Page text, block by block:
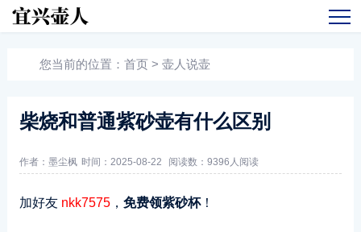
您当前的位置： 首页 > 壶人说壶
柴烧和普通紫砂壶有什么区别
作者：墨尘枫 时间：2025-08-22 阅读数： 9396人阅读
加好友 nkk7575， 免费领紫砂杯！